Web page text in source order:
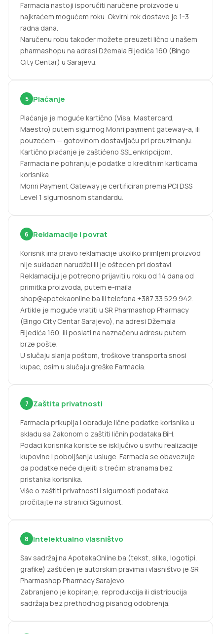
Farmacia nastoji isporučiti naručene proizvode u
najkraćem mogućem roku. Okvirni rok dostave je 1-3
radna dana.
Naručenu robu također možete preuzeti lično u našem
pharmashopu na adresi Džemala Bijedića 160 (Bingo
City Centar) u Sarajevu.
5 Plaćanje
Plaćanje je moguće kartično (Visa, Mastercard,
Maestro) putem sigurnog Monri payment gateway-a, ili
pouzećem — gotovinom dostavljaču pri preuzimanju.
Kartično plaćanje je zaštićeno SSL enkripcijom.
Farmacia ne pohranjuje podatke o kreditnim karticama
korisnika.
Monri Payment Gateway je certificiran prema PCI DSS
Level 1 sigurnosnom standardu.
6 Reklamacije i povrat
Korisnik ima pravo reklamacije ukoliko primljeni proizvod
nije sukladan narudžbi ili je oštećen pri dostavi.
Reklamaciju je potrebno prijaviti u roku od 14 dana od
primitka proizvoda, putem e-maila
shop@apotekaonline.ba ili telefona +387 33 529 942.
Artikle je moguće vratiti u SR Pharmashop Pharmacy
(Bingo City Centar Sarajevo), na adresi Džemala
Bijedića 160, ili poslati na naznačenu adresu putem
brze pošte.
U slučaju slanja poštom, troškove transporta snosi
kupac, osim u slučaju greške Farmacia.
7 Zaštita privatnosti
Farmacia prikuplja i obrađuje lične podatke korisnika u
skladu sa Zakonom o zaštiti ličnih podataka BiH.
Podaci korisnika koriste se isključivo u svrhu realizacije
kupovine i poboljšanja usluge. Farmacia se obavezuje
da podatke neće dijeliti s trećim stranama bez
pristanka korisnika.
Više o zaštiti privatnosti i sigurnosti podataka
pročitajte na stranici Sigurnost.
8 Intelektualno vlasništvo
Sav sadržaj na ApotekaOnline.ba (tekst, slike, logotipi,
grafike) zaštićen je autorskim pravima i vlasništvo je SR
Pharmashop Pharmacy Sarajevo
Zabranjeno je kopiranje, reprodukcija ili distribucija
sadržaja bez prethodnog pisanog odobrenja.